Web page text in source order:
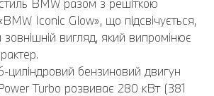
BMW разом з решіткою
Iconic Glow», що підсвічується,
вигляд, який випромінює
циліндровий бензиновий двигун
Turbo розвиває 280 кВт (381